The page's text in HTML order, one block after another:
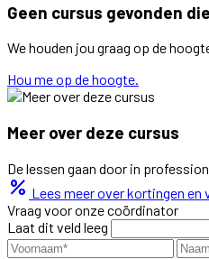
Geen cursus gevonden
We houden jou graag op de
Hou me op de hoogte.
Meer over deze cursus
De lessen gaan door in
percent Lees meer over kortingen en
Vraag voor onze coördinator
Laat dit veld leeg